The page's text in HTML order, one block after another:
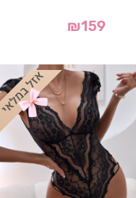
₪159